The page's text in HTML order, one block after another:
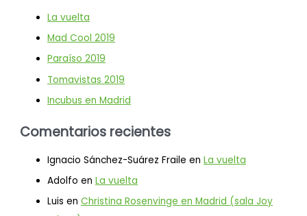
La vuelta
Mad Cool 2019
Paraíso 2019
Tomavistas 2019
Incubus en Madrid
Comentarios recientes
Ignacio Sánchez-Suárez Fraile enLa vuelta
Adolfo enLa vuelta
Luis enChristina Rosenvinge en Madrid (sala Joy